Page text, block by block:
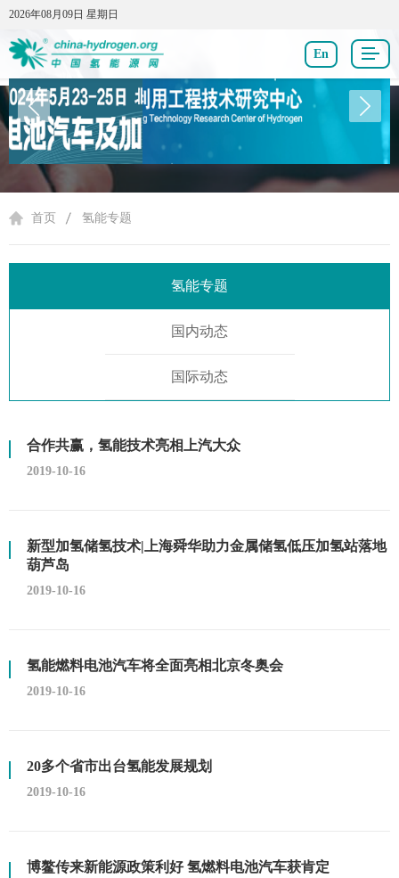
2026年08月09日 星期日
2026年08月09日 星期日
En
氢能专题
首页 氢能专题
氢能专题
国内动态
国际动态
合作共赢，氢能技术亮相上汽大众
2019-10-16
新型加氢储氢技术|上海舜华助力金属储氢低压加氢站落地
葫芦岛
2019-10-16
氢能燃料电池汽车将全面亮相北京冬奥会
2019-10-16
20多个省市出台氢能发展规划
2019-10-16
博鳌传来新能源政策利好 氢燃料电池汽车获肯定